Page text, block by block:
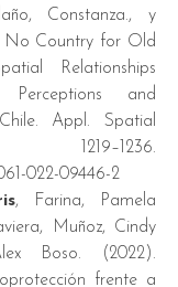
Constanza., y
No Country for Old
Relationships
and
Appl. Spatial
022-09446-2
, Farina, Pamela
Muñoz, Cindy
Boso. (2022).
frente a